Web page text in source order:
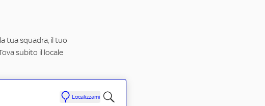
tua squadra, il tuo
subito il locale
Localizzami